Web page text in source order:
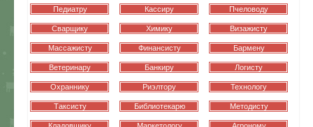
Педиатру Кассиру Пчеловоду
Сварщику Химику Визажисту
Массажисту Финансисту Бармену
Ветеринару Банкиру Логисту
Охраннику Риэлтору Технологу
Таксисту Библиотекарю Методисту